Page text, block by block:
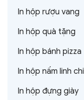
In hộp rượu vang
In hộp quà tặng
In hộp bánh pizza
In hộp nấm linh chi
In hộp đựng giày